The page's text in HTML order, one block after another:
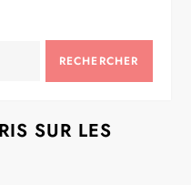
RECHERCHER
SUR LES